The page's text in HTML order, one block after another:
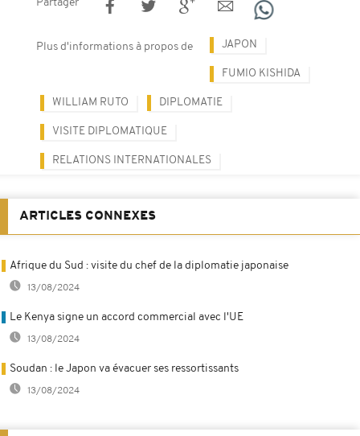
Partager
Plus d'informations à propos de JAPON
FUMIO KISHIDA
WILLIAM RUTO DIPLOMATIE
VISITE DIPLOMATIQUE
RELATIONS INTERNATIONALES
ARTICLES CONNEXES
Afrique du Sud : visite du chef de la diplomatie japonaise
13/08/2024
Le Kenya signe un accord commercial avec l'UE
13/08/2024
Soudan : le Japon va évacuer ses ressortissants
13/08/2024